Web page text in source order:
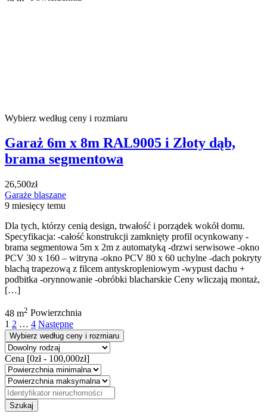
Wybierz według ceny i rozmiaru
Garaż 6m x 8m RAL9005 i Złoty dąb,
brama segmentowa
26,500zł
Garaże blaszane
9 miesięcy temu
Dla tych, którzy cenią design, trwałość i porządek wokół domu.
Specyfikacja: -całość konstrukcji zamknięty profil ocynkowany -
brama segmentowa 5m x 2m z automatyką -drzwi serwisowe -okno
PCV 30 x 160 – witryna -okno PCV 80 x 60 uchylne -dach pokryty
blachą trapezową z filcem antyskropleniowym -wypust dachu +
podbitka -orynnowanie -obróbki blacharskie Ceny wliczają montaż,
[…]
48 m2 Powierzchnia
1 2 … 4 Następne
Wybierz według ceny i rozmiaru
Cena [0zł- 100,000zł]
Szukaj